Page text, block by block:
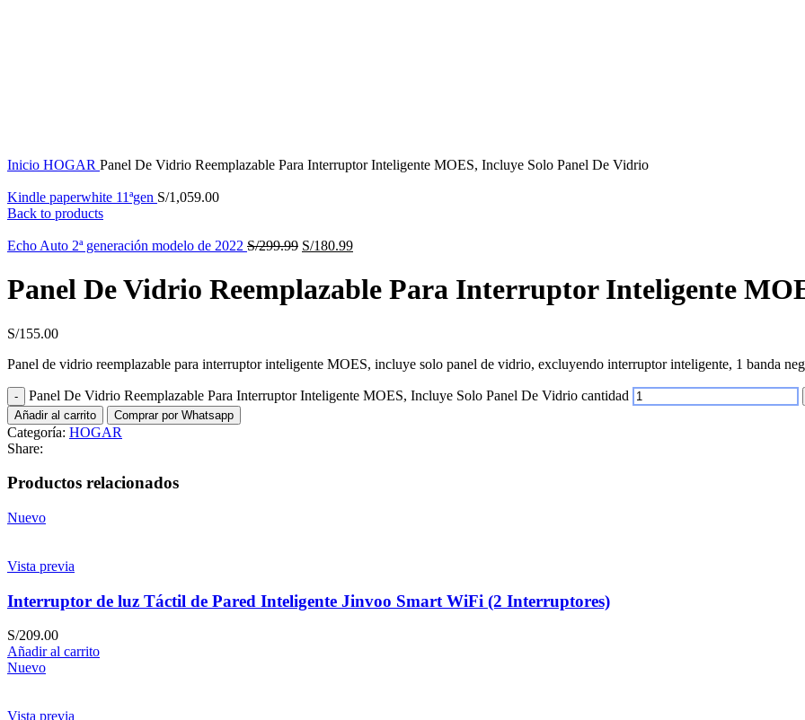
Inicio HOGAR Panel De Vidrio Reemplazable Para Interruptor Inteligente MOES, Incluye Solo Panel De Vidrio
Kindle paperwhite 11ªgen S/1,059.00
Back to products
Echo Auto 2ª generación modelo de 2022 S/299.99 S/180.99
Panel De Vidrio Reemplazable Para Interruptor Inteligente
S/155.00
Panel de vidrio reemplazable para interruptor inteligente MOES, incluye solo panel de vidrio, excluyendo interruptor inteligente, 1 banda
Panel De Vidrio Reemplazable Para Interruptor Inteligente MOES, Incluye Solo Panel De Vidrio cantidad
Añadir al carrito Comprar por Whatsapp
Categoría: HOGAR
Share:
Productos relacionados
Nuevo
Vista previa
Interruptor de luz Táctil de Pared Inteligente Jinvoo Smart WiFi (2 Interruptores)
S/209.00
Añadir al carrito
Nuevo
Vista previa